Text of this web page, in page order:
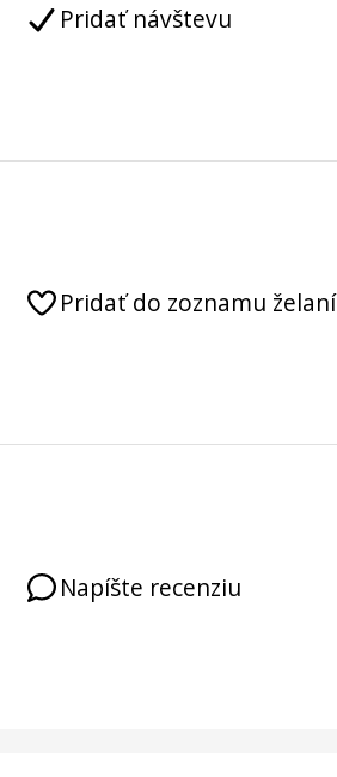
Pridať návštevu
Pridať do zoznamu želaní
Napíšte recenziu